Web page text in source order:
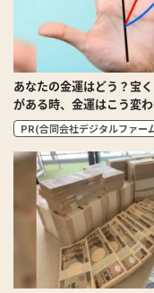
あなたの金運はどう？宝
がある時、金運はこう変
PR(合同会社デジタルファー